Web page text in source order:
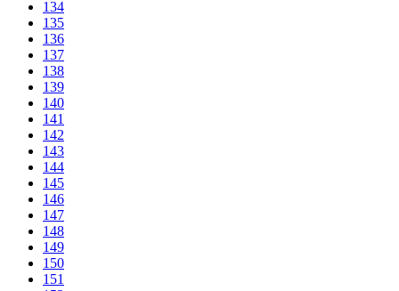
134
135
136
137
138
139
140
141
142
143
144
145
146
147
148
149
150
151